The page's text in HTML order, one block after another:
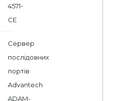
4571-
CE
Сервер
послідовних
портів
Advantech
ADAM-